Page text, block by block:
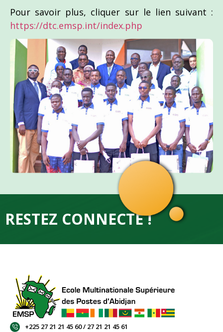
Pour savoir plus, cliquer sur le lien suivant :
https://dtc.emsp.int/index.php
RESTEZ CONNECTÉ !
+225 27 21 21 45 60 / 27 21 21 45 61